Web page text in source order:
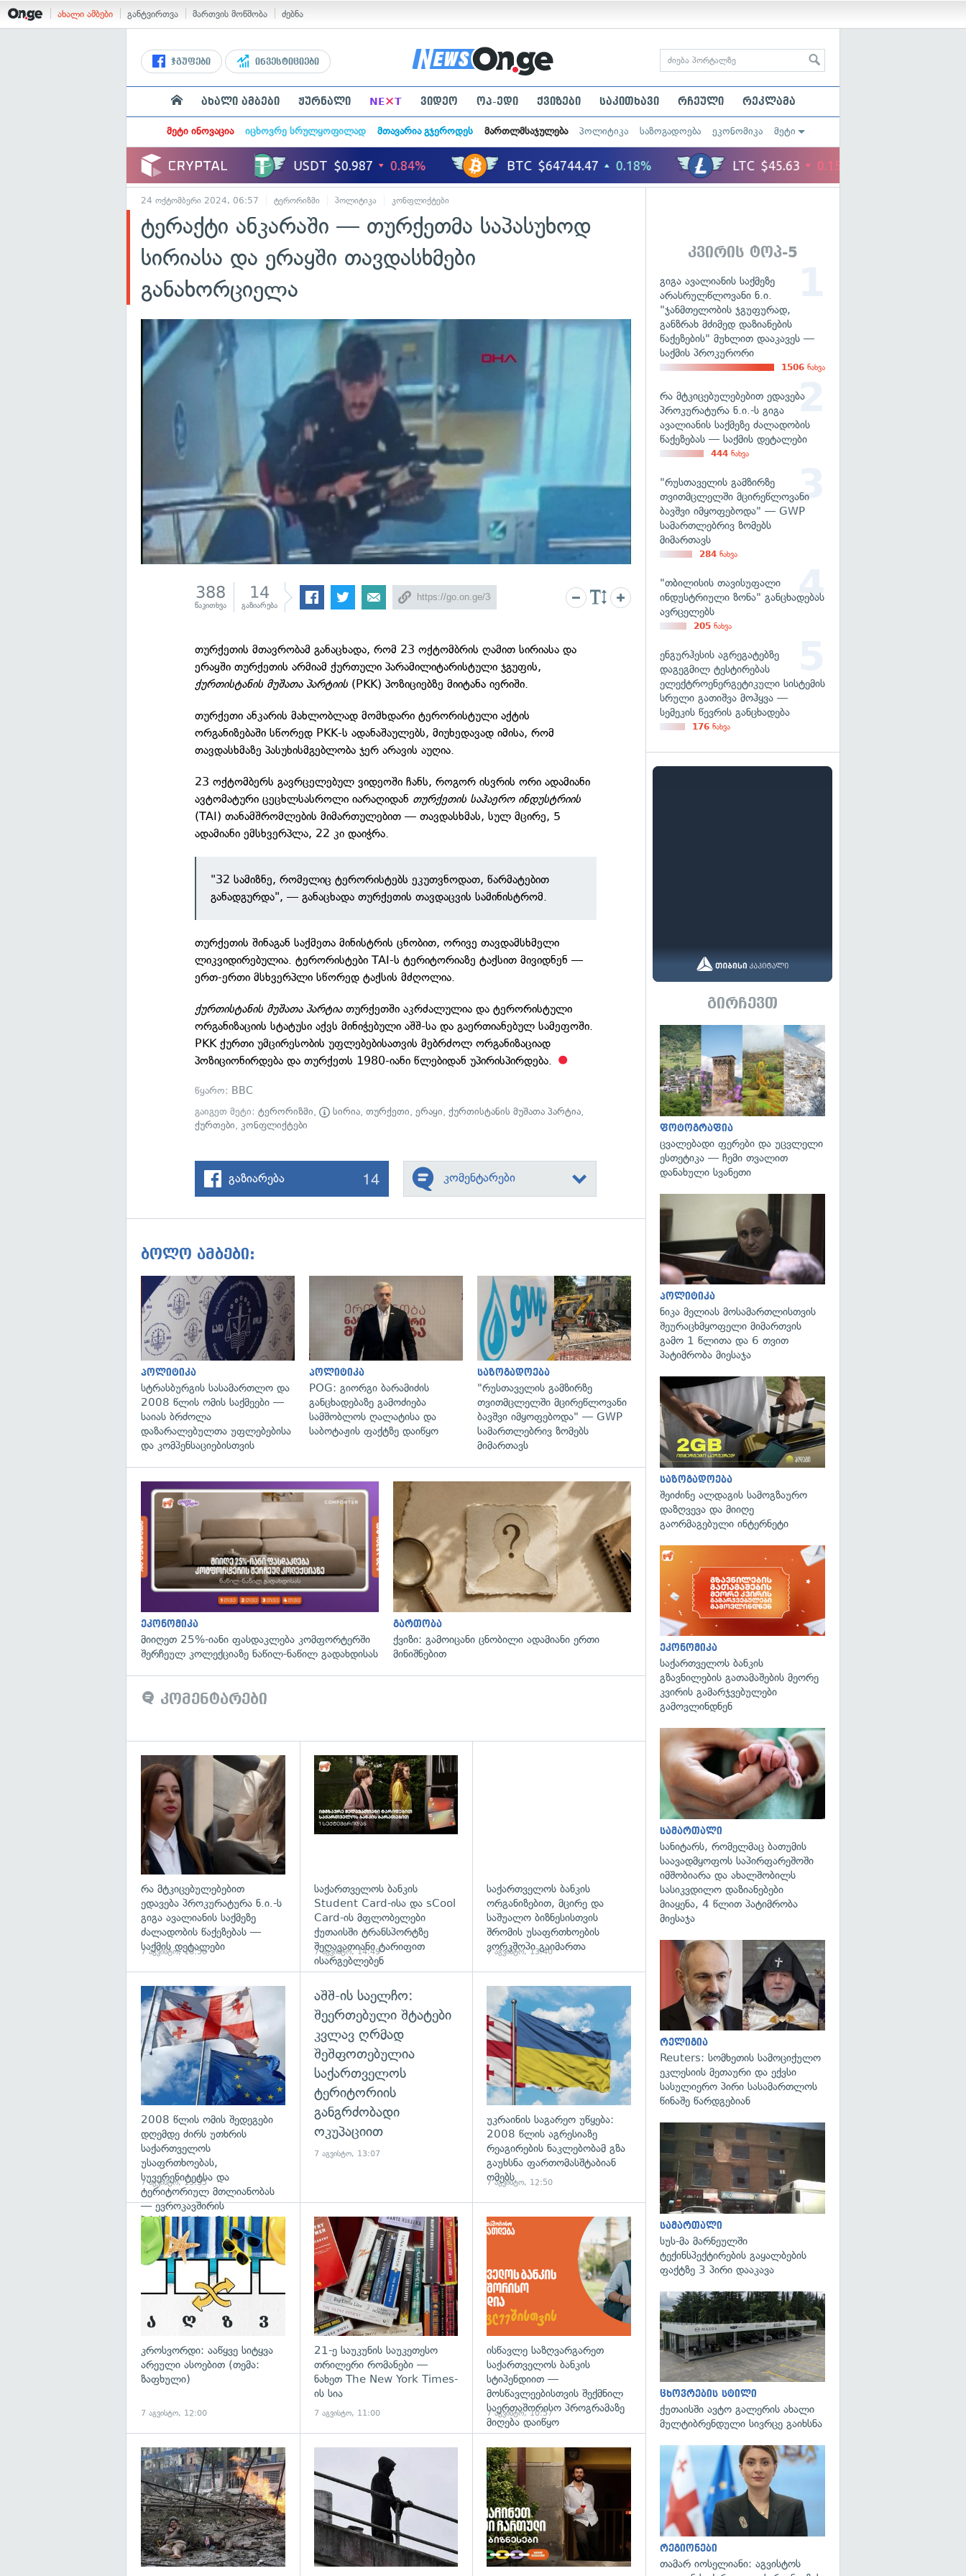
ახალი ამბები განტვირთვა მართვის მოწმობა ძებნა
ჯგუფები ინვესტიციები
ახალი ამბები ჟურნალი NE×T ვიდეო ოპ-ედი ქვიზები საკითხავი რჩეული რეკლამა
მეტი ინოვაცია იცხოვრე სრულყოფილად მთავარია გჯეროდეს მართლმსაჯულება პოლიტიკა საზოგადოება ეკონომიკა მეტი
24 ოქტომბერი 2024, 06:57 ტერორიზმი პოლიტიკა კონფლიქტები
ტერაქტი ანკარაში — თურქეთმა საპასუხოდ
სირიასა და ერაყში თავდასხმები
განახორციელა
388
წაკითხვა
14
გაზიარება
თურქეთის მთავრობამ განაცხადა, რომ 23 ოქტომბრის ღამით სირიასა და
ერაყში თურქეთის არმიამ ქურთული პარამილიტარისტული ჯგუფის,
ქურთისტანის მუშათა პარტიის (PKK) პოზიციებზე მიიტანა იერიში.
თურქეთი ანკარის მახლობლად მომხდარი ტერორისტული აქტის
ორგანიზებაში სწორედ PKK-ს ადანაშაულებს, მიუხედავად იმისა, რომ
თავდასხმაზე პასუხისმგებლობა ჯერ არავის აუღია.
23 ოქტომბერს გავრცელებულ ვიდეოში ჩანს, როგორ ისვრის ორი ადამიანი
ავტომატური ცეცხლსასროლი იარაღიდან თურქეთის საჰაერო ინდუსტრიის
(TAI) თანამშრომლების მიმართულებით — თავდასხმას, სულ მცირე, 5
ადამიანი ემსხვერპლა, 22 კი დაიჭრა.
"32 სამიზნე, რომელიც ტერორისტებს ეკუთვნოდათ, წარმატებით
განადგურდა", — განაცხადა თურქეთის თავდაცვის სამინისტრომ.
თურქეთის შინაგან საქმეთა მინისტრის ცნობით, ორივე თავდამსხმელი
ლიკვიდირებულია. ტერორისტები TAI-ს ტერიტორიაზე ტაქსით მივიდნენ —
ერთ-ერთი მსხვერპლი სწორედ ტაქსის მძღოლია.
ქურთისტანის მუშათა პარტიათურქეთში აკრძალულია და ტერორისტული
ორგანიზაციის სტატუსი აქვს მინიჭებული აშშ-სა და გაერთიანებულ სამეფოში.
PKK ქურთი უმცირესობის უფლებებისათვის მებრძოლ ორგანიზაციად
პოზიციონირდება და თურქეთს 1980-იანი წლებიდან უპირისპირდება.
წყარო: BBC
გაიგეთ მეტი:ტერორიზმი, სირია,თურქეთი,ერაყი,ქურთისტანის მუშათა პარტია,
ქურთები,კონფლიქტები
გაზიარება 14 კომენტარები
ბოლო ამბები:
პოლიტიკა
სტრასბურგის სასამართლო და
2008 წლის ომის საქმეები —
საიას ბრძოლა
დაზარალებულთა უფლებებისა
და კომპენსაციებისთვის
გადახედვა
პოლიტიკა
POG: გიორგი ბარამიძის
განცხადებაზე გამოძიება
სამშობლოს ღალატისა და
საბოტაჟის ფაქტზე დაიწყო
გადახედვა
საზოგადოება
"რუსთაველის გამზირზე
თვითმცლელში მცირეწლოვანი
ბავშვი იმყოფებოდა" — GWP
სამართლებრივ ზომებს
მიმართავს
ეკონომიკა
მიიღეთ 25%-იანი ფასდაკლება კომფორტერში
შერჩეულ კოლექციაზე ნაწილ-ნაწილ გადახდისას
გართობა
ქვიზი: გამოიცანი ცნობილი ადამიანი ერთი
მინიშნებით
კომენტარები
გადახედვა
რა მტკიცებულებებით
ედავება პროკურატურა ნ.ი.-ს
გიგა ავალიანის საქმეზე
ძალადობის წაქეზებას —
საქმის დეტალები
7 აგვისტო, 16:50
საქართველოს ბანკის
Student Card-ისა და sCool
Card-ის მფლობელები
ქუთაისში ტრანსპორტზე
შეღავათიანი ტარიფით
ისარგებლებენ
7 აგვისტო, 14:49
საქართველოს ბანკის
ორგანიზებით, მცირე და
საშუალო ბიზნესისთვის
შრომის უსაფრთხოების
ვორკშოპი გაიმართა
7 აგვისტო, 13:40
გადახედვა
2008 წლის ომის შედეგები
დღემდე ძირს უთხრის
საქართველოს
უსაფრთხოებას,
სუვერენიტეტსა და
ტერიტორიულ მთლიანობას
— ევროკავშირის
პრესპიკერის განცხადება
7 აგვისტო, 13:35
აშშ-ის საელჩო:
შეერთებული შტატები
კვლავ ღრმად
შეშფოთებულია
საქართველოს
ტერიტორიის
განგრძობადი
ოკუპაციით
7 აგვისტო, 13:07
გადახედვა
უკრაინის საგარეო უწყება:
2008 წლის აგრესიაზე
რეაგირების ნაკლებობამ გზა
გაუხსნა ფართომასშტაბიან
ომებს
7 აგვისტო, 12:50
გადახედვა
კროსვორდი: ააწყვე სიტყვა
არეული ასოებით (თემა:
ზაფხული)
7 აგვისტო, 12:00
გადახედვა
21-ე საუკუნის საუკეთესო
თრილერი რომანები —
ნახეთ The New York Times-
ის სია
7 აგვისტო, 11:00
ისწავლე საზღვარგარეთ
საქართველოს ბანკის
სტიპენდიით —
მოსწავლეებისთვის შექმნილ
საერთაშორისო პროგრამაზე
მიღება დაიწყო
7 აგვისტო, 10:57
გადახედვა
კვირის ტოპ-5
გიგა ავალიანის საქმეზე
არასრულწლოვანი ნ.ი.
"ჯანმთელობის ჯგუფურად,
განზრახ მძიმედ დაზიანების
წაქეზების" მუხლით დააკავეს —
საქმის პროკურორი
1506 ნახვა
რა მტკიცებულებებით ედავება
პროკურატურა ნ.ი.-ს გიგა
ავალიანის საქმეზე ძალადობის
წაქეზებას — საქმის დეტალები
444 ნახვა
"რუსთაველის გამზირზე
თვითმცლელში მცირეწლოვანი
ბავშვი იმყოფებოდა" — GWP
სამართლებრივ ზომებს
მიმართავს
284 ნახვა
"თბილისის თავისუფალი
ინდუსტრიული ზონა" განცხადებას
ავრცელებს
205 ნახვა
ენგურჰესის აგრეგატებზე
დაგეგმილ ტესტირებას
ელექტროენერგეტიკული სისტემის
სრული გათიშვა მოჰყვა —
სემეკის წევრის განცხადება
176 ნახვა
გირჩევთ
ფოტოგრაფია
ცვალებადი ფერები და უცვლელი
ესთეტიკა — ჩემი თვალით
დანახული სვანეთი
პოლიტიკა
ნიკა მელიას მოსამართლისთვის
შეურაცხმყოფელი მიმართვის
გამო 1 წლითა და 6 თვით
პატიმრობა მიესაჯა
საზოგადოება
შეიძინე ალდაგის სამოგზაურო
დაზღვევა და მიიღე
გაორმაგებული ინტერნეტი
ეკონომიკა
საქართველოს ბანკის
გზავნილების გათამაშების მეორე
კვირის გამარჯვებულები
გამოვლინდნენ
სამართალი
სანიტარს, რომელმაც ბათუმის
საავადმყოფოს საპირფარეშოში
იმშობიარა და ახალშობილს
სასიკვდილო დაზიანებები
მიაყენა, 4 წლით პატიმრობა
მიესაჯა
რელიგია
Reuters: სომხეთის სამოციქულო
ეკლესიის მეთაური და ექვსი
სასულიერო პირი სასამართლოს
წინაშე წარდგებიან
სამართალი
სუს-მა მარნეულში
ტექინსპექტირების გაყალბების
ფაქტზე 3 პირი დააკავა
ცხოვრების სტილი
ქუთაისში ავტო გალერის ახალი
მულტიბრენდული სივრცე გაიხსნა
რეგიონები
თამარ იოსელიანი: აგვისტოს